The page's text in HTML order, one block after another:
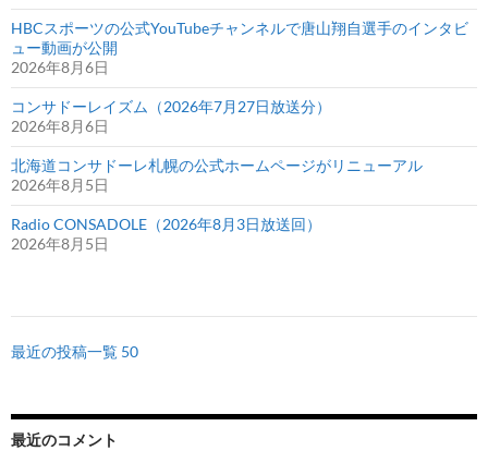
HBCスポーツの公式YouTubeチャンネルで唐山翔自選手のインタビ
ュー動画が公開
2026年8月6日
コンサドーレイズム（2026年7月27日放送分）
2026年8月6日
北海道コンサドーレ札幌の公式ホームページがリニューアル
2026年8月5日
Radio CONSADOLE（2026年8月3日放送回）
2026年8月5日
最近の投稿一覧 50
最近のコメント